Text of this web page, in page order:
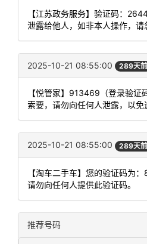
【江苏政务服务】验证码：
泄露给他人，如非本人操作，请
2025-10-21 08:55:00 289天前
【悦管家】913469（登录验证
索要，请勿向任何人泄露，以免
2025-10-21 08:55:00 289天前
【淘车二手车】您的验证码为
请勿向任何人提供此验证码。
推荐号码